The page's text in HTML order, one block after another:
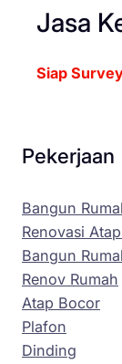
Jasa
Siap
Pekerjaan
Bangun
Renovasi
Bangun
Renov Rumah
Atap Bocor
Plafon
Dinding